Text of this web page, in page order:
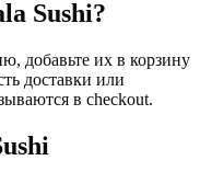
Sushi?
добавьте их в корзину
доставки или
в checkout.